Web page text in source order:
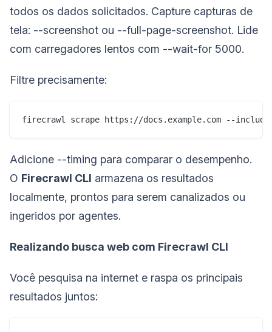
todos os dados solicitados. Capture capturas de
tela: --screenshot ou --full-page-screenshot. Lide
com carregadores lentos com --wait-for 5000.
Filtre precisamente:
firecrawl scrape https://docs.example.com --
Adicione --timing para comparar o desempenho.
O Firecrawl CLI armazena os resultados
localmente, prontos para serem canalizados ou
ingeridos por agentes.
Realizando busca web com Firecrawl CLI
Você pesquisa na internet e raspa os principais
resultados juntos: